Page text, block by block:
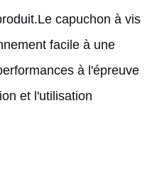
capuchon à vis
facile à une
à l'épreuve
et l'utilisation